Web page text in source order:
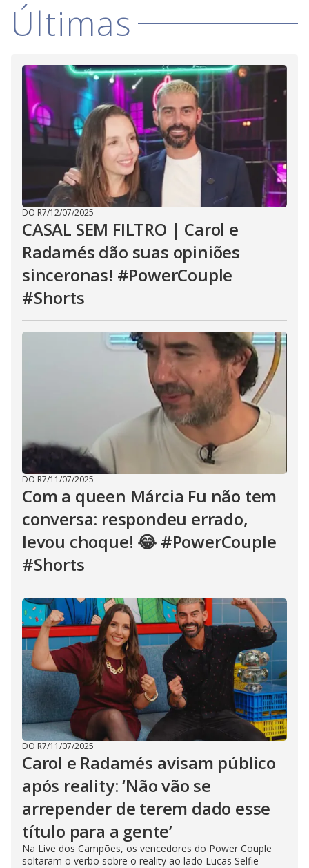
Últimas
DO R7/12/07/2025
CASAL SEM FILTRO | Carol e
Radamés dão suas opiniões
sinceronas! #PowerCouple
#Shorts
DO R7/11/07/2025
Com a queen Márcia Fu não tem
conversa: respondeu errado,
levou choque! 😂 #PowerCouple
#Shorts
DO R7/11/07/2025
Carol e Radamés avisam público
após reality: ‘Não vão se
arrepender de terem dado esse
título para a gente’
Na Live dos Campões, os vencedores do Power Couple
soltaram o verbo sobre o reality ao lado Lucas Selfie